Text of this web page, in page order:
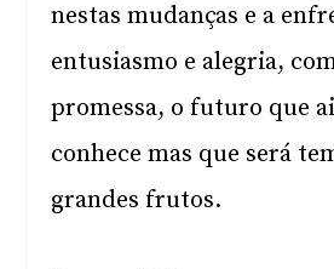
nestas mudanças e a
entusiasmo e alegria,
promessa, o futuro que
conhece mas que será
grandes frutos.